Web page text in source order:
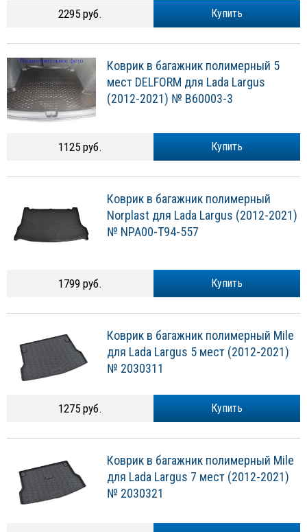
Купить
2295 руб.
Коврик в багажник полимерный 5
мест DELFORM для Lada Largus
(2012-2021) № B60003-3
Купить
1125 руб.
Коврик в багажник полимерный
Norplast для Lada Largus (2012-2021)
№ NPA00-T94-557
Купить
1799 руб.
Коврик в багажник полимерный Mile
для Lada Largus 5 мест (2012-2021)
№ 2030311
Купить
1275 руб.
Коврик в багажник полимерный Mile
для Lada Largus 7 мест (2012-2021)
№ 2030321